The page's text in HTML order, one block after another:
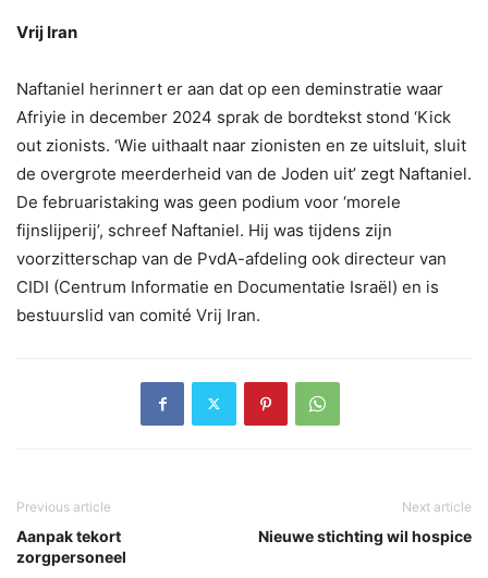
Vrij Iran
Naftaniel herinnert er aan dat op een deminstratie waar
Afriyie in december 2024 sprak de bordtekst stond ‘Kick
out zionists. ‘Wie uithaalt naar zionisten en ze uitsluit, sluit
de overgrote meerderheid van de Joden uit’ zegt Naftaniel.
De februaristaking was geen podium voor ‘morele
fijnslijperij’, schreef Naftaniel. Hij was tijdens zijn
voorzitterschap van de PvdA-afdeling ook directeur van
CIDI (Centrum Informatie en Documentatie Israël) en is
bestuurslid van comité Vrij Iran.
Previous article
Aanpak tekort
zorgpersoneel
Next article
Nieuwe stichting wil hospice